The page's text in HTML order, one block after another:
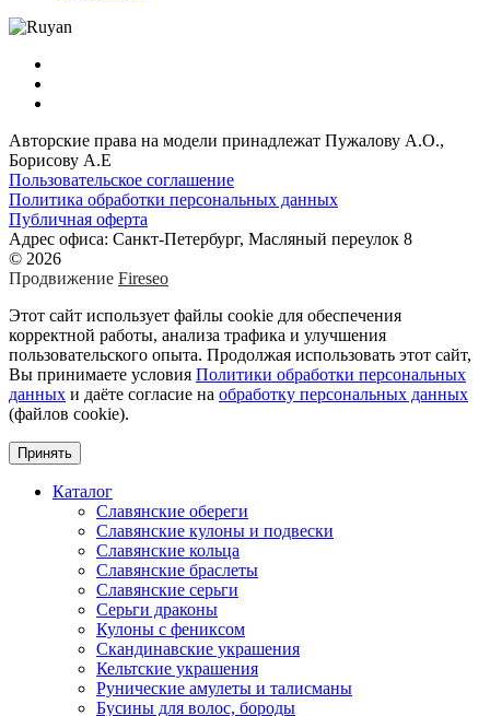
Авторские права на модели принадлежат Пужалову А.О.,
Борисову А.Е
Пользовательское соглашение
Политика обработки персональных данных
Публичная оферта
Адрес офиса: Санкт-Петербург, Масляный переулок 8
© 2026
Продвижение Fireseo
Этот сайт использует файлы cookie для обеспечения
корректной работы, анализа трафика и улучшения
пользовательского опыта. Продолжая использовать этот сайт,
Вы принимаете условия Политики обработки персональных
данных и даёте согласие на обработку персональных данных
(файлов cookie).
Принять
Каталог
Славянские обереги
Славянские кулоны и подвески
Славянские кольца
Славянские браслеты
Славянские серьги
Серьги драконы
Кулоны с фениксом
Скандинавские украшения
Кельтские украшения
Рунические амулеты и талисманы
Бусины для волос, бороды